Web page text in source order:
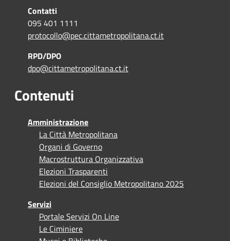
Contatti
095 401 1111
protocollo@pec.cittametropolitana.ct.it
RPD/DPO
dpo@cittametropolitana.ct.it
Contenuti
Amministrazione
La Città Metropolitana
Organi di Governo
Macrostruttura Organizzativa
Elezioni Trasparenti
Elezioni del Consiglio Metropolitano 2025
Servizi
Portale Servizi On Line
Le Ciminiere